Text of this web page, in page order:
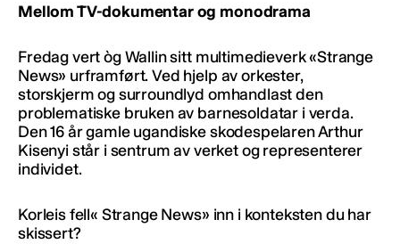
Mellom TV-dokumentar og monodrama
Fredag vert òg Wallin sitt multimedieverk «Strange
News» urframført. Ved hjelp av orkester,
storskjerm og surroundlyd omhandlast den
problematiske bruken av barnesoldatar i verda.
Den 16 år gamle ugandiske skodespelaren Arthur
Kisenyi står i sentrum av verket og representerer
individet.
Korleis fell« Strange News» inn i konteksten du har
skissert?